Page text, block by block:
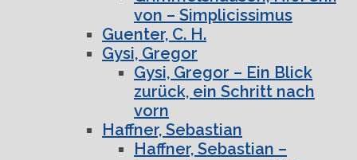
von – Simplicissimus
Guenter, C. H.
Gysi, Gregor
Gysi, Gregor – Ein Blick
zurück, ein Schritt nach
vorn
Haffner, Sebastian
Haffner, Sebastian –